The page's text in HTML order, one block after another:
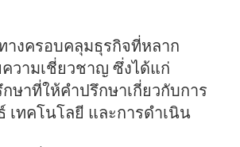
างครอบคลุมธุรกิจที่หลาก
วามเชี่ยวชาญ ซึ่งได้แก่
ษาที่ให้คำปรึกษาเกี่ยวกับการ
เทคโนโลยี และการดำเนิน